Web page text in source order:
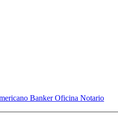
Banker Oficina Notario